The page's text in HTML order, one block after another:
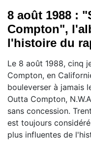
8 août 1988 :
Compton",
l'histoire du
Le 8 août 1988, cinq
Compton, en
bouleverser à jamais
Outta Compton,
sans concession.
est toujours
plus influentes de